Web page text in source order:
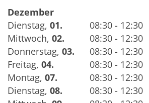
Dezember
Dienstag, 01.
08:30 - 12:30
Mittwoch, 02.
08:30 - 12:30
Donnerstag, 03.
08:30 - 12:30
Freitag, 04.
08:30 - 12:30
Montag, 07.
08:30 - 12:30
Dienstag, 08.
08:30 - 12:30